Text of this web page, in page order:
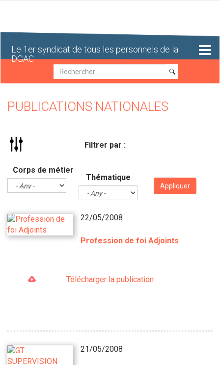
Le 1er syndicat de tous les personnels de la
DGAC
Recherche
Recherche
PUBLICATIONS NATIONALES
Filtrer par :
Corps de métier
Thématique
Appliquer
22/05/2008
Profession de foi Adjoints
Télécharger la publication
21/05/2008